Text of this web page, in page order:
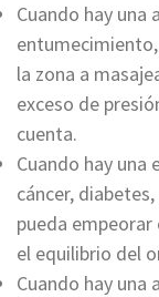
Cuando hay una
la zona a
exceso de
cuenta.
Cuando hay
cáncer,
pueda
el equilibrio del
Cuando hay una